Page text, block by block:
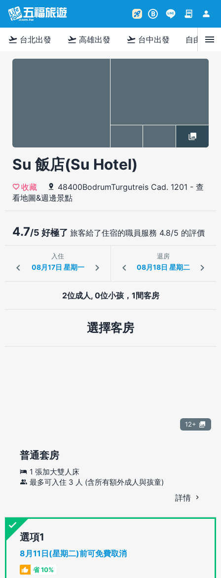
rocket_launch B contract person
flight_takeoff 台北出發 flight_takeoff 高雄出發 flight_takeoff 台中出發 自由行menu
Su 飯店(Su Hotel)
收藏 48400BodrumTurgutreis Cad. 1201 - 查
看地圖&週邊景點
4.7/5 好極了 旅客給了住宿的職員服務 4.8/5 的評價
入住 退房
2位成人, 0位小孩，1間客房
選擇客房
12+
普通套房
1 張加大雙人床
最多可入住 3 人 (含所有額外成人與孩童)
詳情
選項
8月11日(星期二)前可免費取消
省 10%